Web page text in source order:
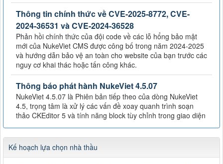
Thông tin chính thức về CVE-2025-8772, CVE-
2024-36531 và CVE-2024-36528
Phản hồi chính thức của đội code về các lỗ hổng bảo mật
mới của NukeViet CMS được công bố trong năm 2024-2025
và hướng dẫn bảo vệ an toàn cho website của bạn trước các
nguy cơ khai thác hoặc tấn công khác.
Thông báo phát hành NukeViet 4.5.07
NukeViet 4.5.07 là Phiên bản tiếp theo của dòng NukeViet
4.5, trọng tâm là xử lý các vấn đề xoay quanh trình soạn
thảo CKEditor 5 và tính năng block tùy chỉnh trong giao diện
Kế hoạch lựa chọn nhà thầu